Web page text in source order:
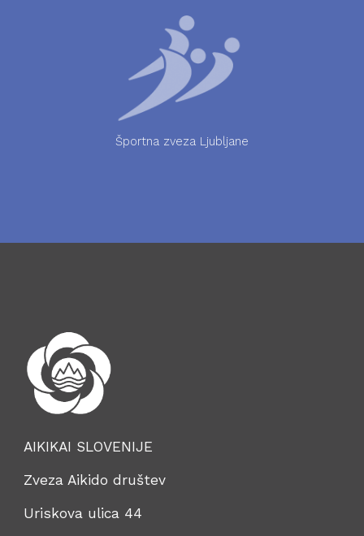
Športna zveza Ljubljane
AIKIKAI SLOVENIJE
Zveza Aikido društev
Uriskova ulica 44